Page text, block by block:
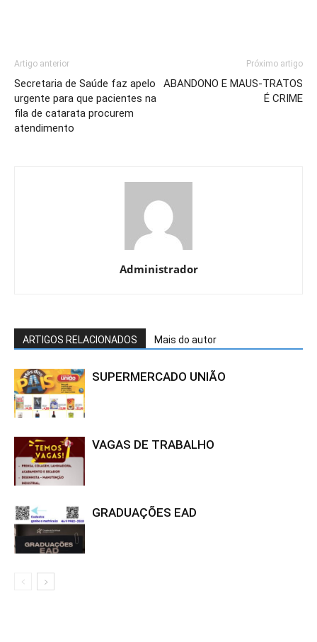
Artigo anterior
Secretaria de Saúde faz apelo
urgente para que pacientes na
fila de catarata procurem
atendimento
Próximo artigo
ABANDONO E MAUS-TRATOS
É CRIME
Administrador
ARTIGOS RELACIONADOS Mais do autor
SUPERMERCADO UNIÃO
VAGAS DE TRABALHO
GRADUAÇÕES EAD